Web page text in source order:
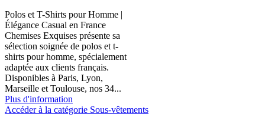
Polos et T-Shirts pour Homme |
Élégance Casual en France
Chemises Exquises présente sa
sélection soignée de polos et t-
shirts pour homme, spécialement
adaptée aux clients français.
Disponibles à Paris, Lyon,
Marseille et Toulouse, nos 34...
Plus d'information
Accéder à la catégorie Sous-vêtements